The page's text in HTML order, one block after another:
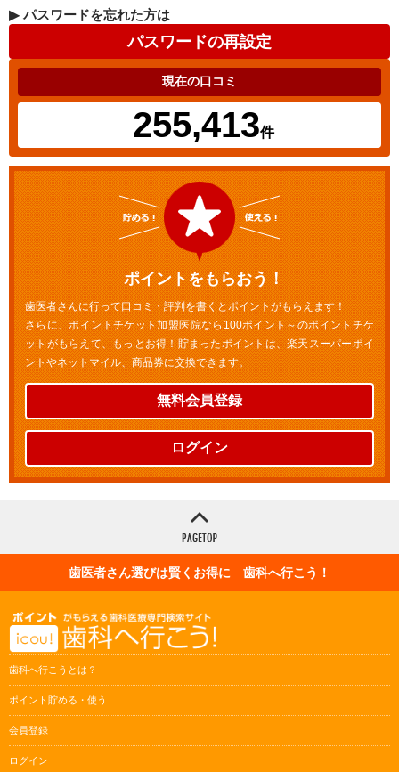
▶ パスワードを忘れた方は
現在の口コミ
255,413件
ポイントをもらおう！
歯医者さんに行って口コミ・評判を書くとポイントがもらえます！
さらに、ポイントチケット加盟医院なら100ポイント～のポイントチケ
ットがもらえて、もっとお得！貯まったポイントは、楽天スーパーポイ
ントやネットマイル、商品券に交換できます。
無料会員登録
ログイン
歯医者さん選びは賢くお得に 歯科へ行こう！
歯科へ行こうとは？
ポイント貯める・使う
会員登録
ログイン